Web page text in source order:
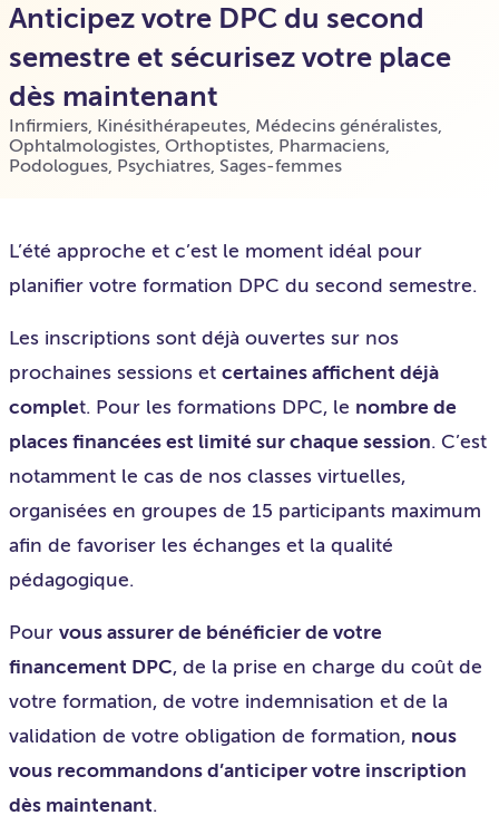
Anticipez votre DPC du second
semestre et sécurisez votre place
dès maintenant
Infirmiers, Kinésithérapeutes, Médecins généralistes,
Ophtalmologistes, Orthoptistes, Pharmaciens,
Podologues, Psychiatres, Sages-femmes
L’été approche et c’est le moment idéal pour
planifier votre formation DPC du second semestre.
Les inscriptions sont déjà ouvertes sur nos
prochaines sessions et certaines affichent déjà
complet. Pour les formations DPC, le nombre de
places financées est limité sur chaque session. C’est
notamment le cas de nos classes virtuelles,
organisées en groupes de 15 participants maximum
afin de favoriser les échanges et la qualité
pédagogique.
Pour vous assurer de bénéficier de votre
financement DPC, de la prise en charge du coût de
votre formation, de votre indemnisation et de la
validation de votre obligation de formation, nous
vous recommandons d’anticiper votre inscription
dès maintenant.